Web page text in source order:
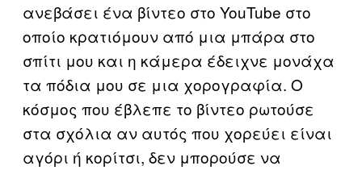
ανεβάσει ένα βίντεο στο YouTube στο
οποίο κρατιόμουν από μια μπάρα στο
σπίτι μου και η κάμερα έδειχνε μονάχα
τα πόδια μου σε μια χορογραφία. Ο
κόσμος που έβλεπε το βίντεο ρωτούσε
στα σχόλια αν αυτός που χορεύει είναι
αγόρι ή κορίτσι, δεν μπορούσε να